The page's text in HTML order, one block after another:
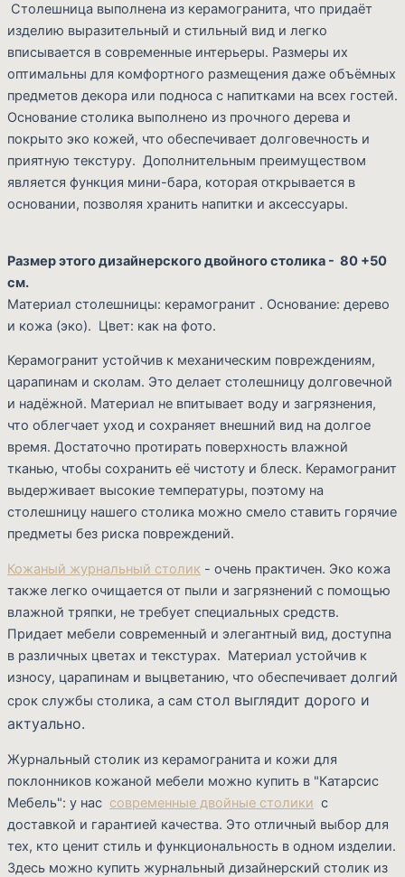
Столешница выполнена из керамогранита, что придаёт
изделию выразительный и стильный вид и легко
вписывается в современные интерьеры. Размеры их
оптимальны для комфортного размещения даже объёмных
предметов декора или подноса с напитками на всех гостей.
Основание столика выполнено из прочного дерева и
покрыто эко кожей, что обеспечивает долговечность и
приятную текстуру. Дополнительным преимуществом
является функция мини-бара, которая открывается в
основании, позволяя хранить напитки и аксессуары.
Размер этого дизайнерского двойного столика - 80 +50
см.
Материал столешницы: керамогранит . Основание: дерево
и кожа (эко). Цвет: как на фото.
Керамогранит устойчив к механическим повреждениям,
царапинам и сколам. Это делает столешницу долговечной
и надёжной. Материал не впитывает воду и загрязнения,
что облегчает уход и сохраняет внешний вид на долгое
время. Достаточно протирать поверхность влажной
тканью, чтобы сохранить её чистоту и блеск. Керамогранит
выдерживает высокие температуры, поэтому на
столешницу нашего столика можно смело ставить горячие
предметы без риска повреждений.
Кожаный журнальный столик - очень практичен. Эко кожа
также легко очищается от пыли и загрязнений с помощью
влажной тряпки, не требует специальных средств.
Придает мебели современный и элегантный вид, доступна
в различных цветах и текстурах. Материал устойчив к
износу, царапинам и выцветанию, что обеспечивает долгий
срок службы столика, а сам стол выглядит дорого и
актуально.
Журнальный столик из керамогранита и кожи для
поклонников кожаной мебели можно купить в "Катарсис
Мебель": у нас современные двойные столики с
доставкой и гарантией качества. Это отличный выбор для
тех, кто ценит стиль и функциональность в одном изделии.
Здесь можно купить журнальный дизайнерский столик из